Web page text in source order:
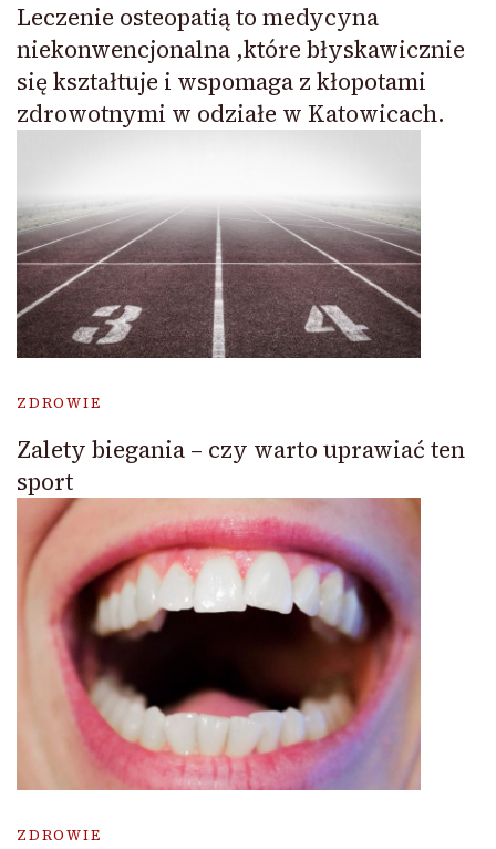
Leczenie osteopatią to medycyna
niekonwencjonalna ,które błyskawicznie
się kształtuje i wspomaga z kłopotami
zdrowotnymi w odziałe w Katowicach.
ZDROWIE
Zalety biegania – czy warto uprawiać ten
sport
ZDROWIE